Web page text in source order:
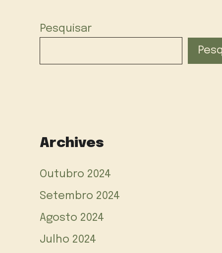
Pesquisar
Archives
Outubro 2024
Setembro 2024
Agosto 2024
Julho 2024